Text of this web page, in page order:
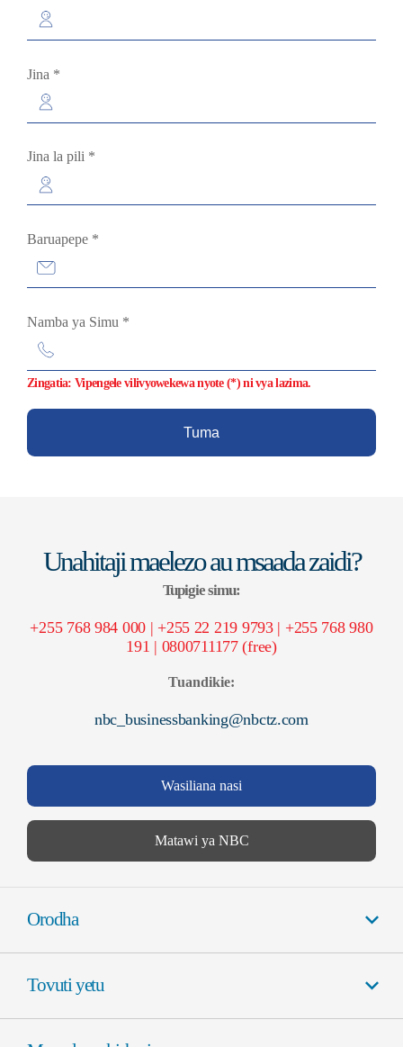
Jina *
Jina la pili *
Baruapepe *
Namba ya Simu *
Zingatia: Vipengele vilivyowekewa nyote (*) ni vya lazima.
Tuma
Unahitaji maelezo au msaada zaidi?
Tupigie simu:
+255 768 984 000 | +255 22 219 9793 | +255 768 980
191 | 0800711177 (free)
Tuandikie:
nbc_businessbanking@nbctz.com
Wasiliana nasi
Matawi ya NBC
Orodha
Kupata huduma za kibenki
Tovuti yetu